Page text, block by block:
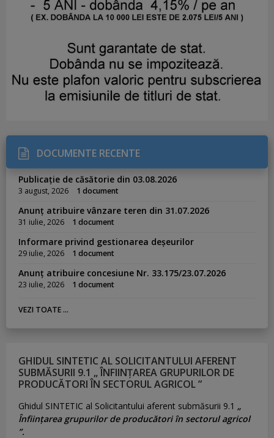
DOCUMENTE RECENTE
Publicație de căsătorie din 03.08.2026
3 august, 2026 1 document
Anunț atribuire vânzare teren din 31.07.2026
31 iulie, 2026 1 document
Informare privind gestionarea deșeurilor
29 iulie, 2026 1 document
Anunț atribuire concesiune Nr. 33.175/23.07.2026
23 iulie, 2026 1 document
VEZI TOATE ...
GHIDUL SINTETIC AL SOLICITANTULUI AFERENT
SUBMĂSURII 9.1 „ ÎNFIINȚAREA GRUPURILOR DE
PRODUCĂTORI ÎN SECTORUL AGRICOL ”
Ghidul SINTETIC al Solicitantului aferent submăsurii 9.1 „
Înființarea grupurilor de producători în sectorul agricol
”.